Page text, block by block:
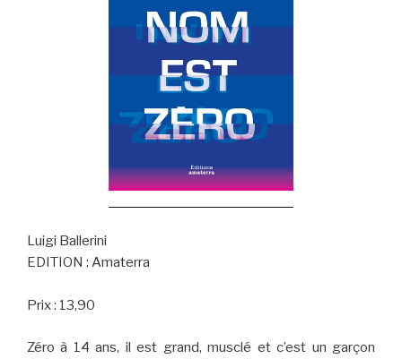
Luigi Ballerini
EDITION : Amaterra
Prix : 13,90
Zéro à 14 ans, il est grand, musclé et c’est un garçon